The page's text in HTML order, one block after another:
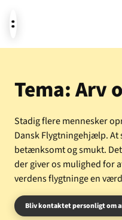
Støt
Om
Tema: Arv
Stadig flere mennesker
Dansk Flygtningehjælp. At
betænksomt og smukt.
der giver os mulighed for
verdens flygtninge en
Bliv kontaktet personligt om